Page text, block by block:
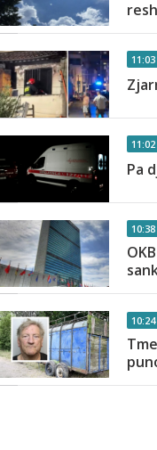
11:03
11:02
Pa
10:38
10:24